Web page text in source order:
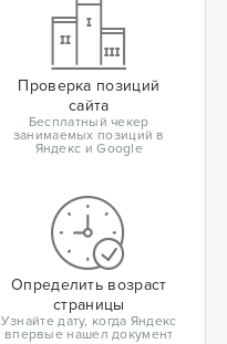
Проверка позиций
сайта
Бесплатный чекер
занимаемых позиций в
Яндекс и Google
Определить возраст
страницы
Узнайте дату, когда Яндекс
впервые нашел документ